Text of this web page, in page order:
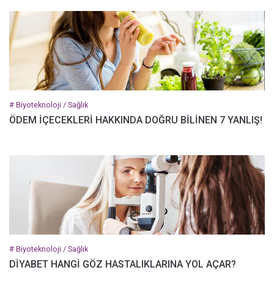
# Biyoteknoloji / Sağlık
ÖDEM İÇECEKLERİ HAKKINDA DOĞRU BİLİNEN 7 YANLIŞ!
# Biyoteknoloji / Sağlık
DİYABET HANGİ GÖZ HASTALIKLARINA YOL AÇAR?